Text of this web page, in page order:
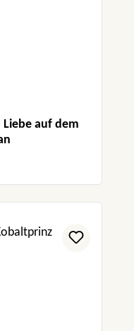
Liebe auf dem